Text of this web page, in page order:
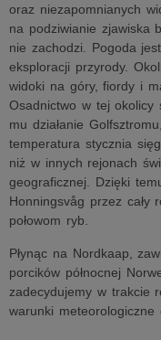
oraz niezapomnianych
na podziwianie zjawiska
nie zachodzi. Pogoda
eksploracji przyrody.
widoki na góry, fiordy i
Osadnictwo w tej okolicy
mu działanie
temperatura stycznia
niż w innych rejonach
geograficznej. Dzięki
Honningsvåg przez
połowom ryb.
Płynąc na Nordkaap,
porcików północnej
zadecydujemy w trakcie
warunki meteorologiczne